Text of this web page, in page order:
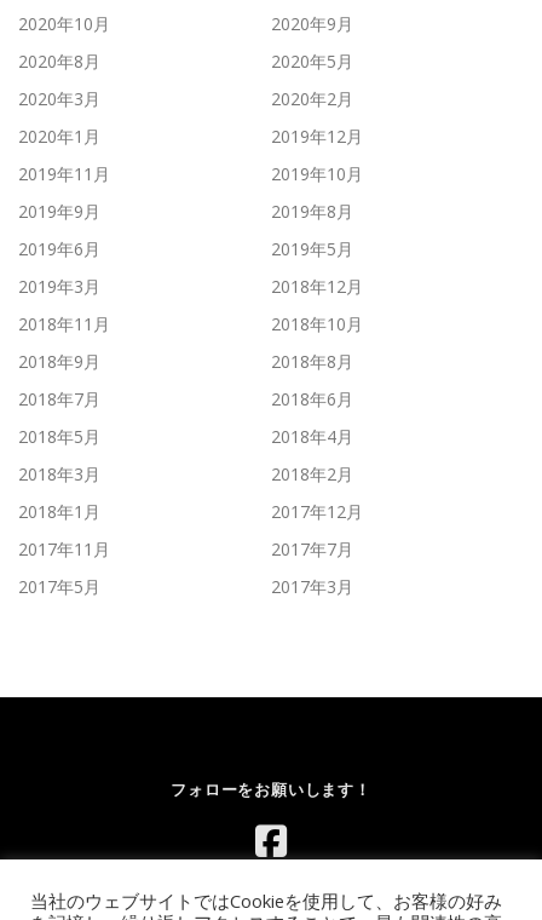
2020年10月
2020年9月
2020年8月
2020年5月
2020年3月
2020年2月
2020年1月
2019年12月
2019年11月
2019年10月
2019年9月
2019年8月
2019年6月
2019年5月
2019年3月
2018年12月
2018年11月
2018年10月
2018年9月
2018年8月
2018年7月
2018年6月
2018年5月
2018年4月
2018年3月
2018年2月
2018年1月
2017年12月
2017年11月
2017年7月
2017年5月
2017年3月
フォローをお願いします！
当社のウェブサイトではCookieを使用して、お客様の好み